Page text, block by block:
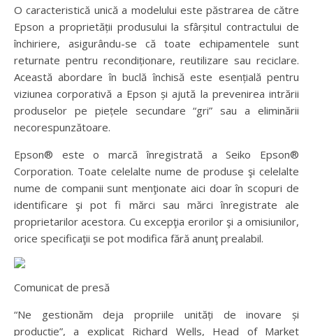
O caracteristică unică a modelului este păstrarea de către
Epson a proprietății produsului la sfârșitul contractului de
închiriere, asigurându-se că toate echipamentele sunt
returnate pentru recondiționare, reutilizare sau reciclare.
Această abordare în buclă închisă este esențială pentru
viziunea corporativă a Epson și ajută la prevenirea intrării
produselor pe piețele secundare “gri” sau a eliminării
necorespunzătoare.
Epson® este o marcă înregistrată a Seiko Epson®
Corporation. Toate celelalte nume de produse şi celelalte
nume de companii sunt menţionate aici doar în scopuri de
identificare şi pot fi mărci sau mărci înregistrate ale
proprietarilor acestora. Cu excepţia erorilor şi a omisiunilor,
orice specificaţii se pot modifica fără anunţ prealabil.
Comunicat de presă
“Ne gestionăm deja propriile unități de inovare și
producție”, a explicat Richard Wells, Head of Market